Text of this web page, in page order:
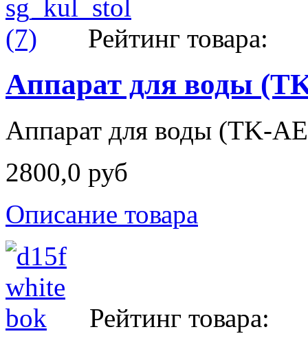
Рейтинг товара:
Аппарат для воды
Аппарат для воды (TK-
2800,0 руб
Описание товара
Рейтинг товара: